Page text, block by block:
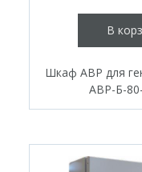
В
Шкаф АВР для
АВР-Б-